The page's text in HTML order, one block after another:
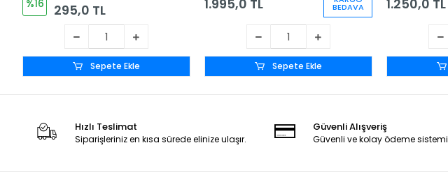
%16 295,0 TL
Sepete Ekle
1.995,0 TL BEDAVA
Sepete Ekle
1.250,0 TL
Hızlı Teslimat
Siparişleriniz en kısa sürede elinize ulaşır.
Güvenli Alışveriş
Güvenli ve kolay ödeme sistemi